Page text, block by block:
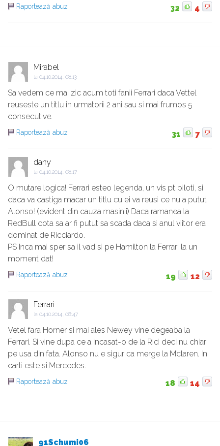
Raportează abuz 32 4
Mirabel
la 04.10.2014, 08:13
Sa vedem ce mai zic acum toti fanii Ferrari daca Vettel
reuseste un titlu in urmatorii 2 ani sau si mai frumos 5
consecutive.
Raportează abuz 31 7
dany
la 04.10.2014, 08:17
O mutare logica! Ferrari esteo legenda, un vis pt piloti, si
daca va castiga macar un titlu cu ei va reusi ce nu a putut
Alonso! (evident din cauza masinii) Daca ramanea la
RedBull cota sa ar fi putut sa scada daca si anul viitor era
dominat de Ricciardo.
PS Inca mai sper sa il vad si pe Hamilton la Ferrari la un
moment dat!
Raportează abuz 19 12
Ferrari
la 04.10.2014, 08:47
Vetel fara Horner si mai ales Newey vine degeaba la
Ferrari. Si vine dupa ce a incasat-o de la Rici deci nu chiar
pe usa din fata. Alonso nu e sigur ca merge la Mclaren. In
carti este si Mercedes.
Raportează abuz 18 14
91Schumi06